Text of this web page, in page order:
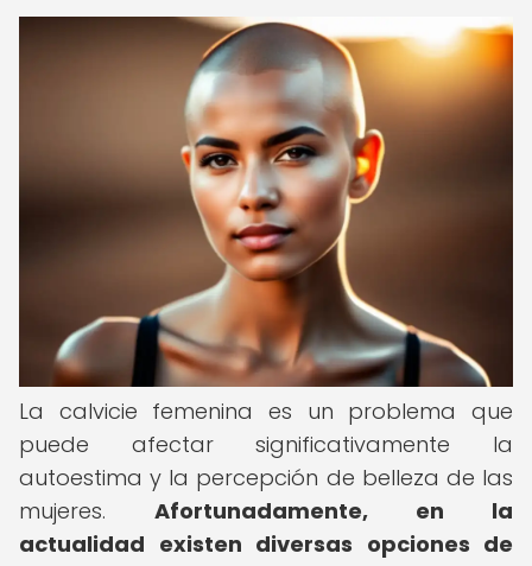
La calvicie femenina es un problema que
puede afectar significativamente la
autoestima y la percepción de belleza de las
mujeres. Afortunadamente, en la
actualidad existen diversas opciones de